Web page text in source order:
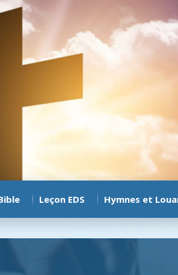
Leçon EDS Hymnes et